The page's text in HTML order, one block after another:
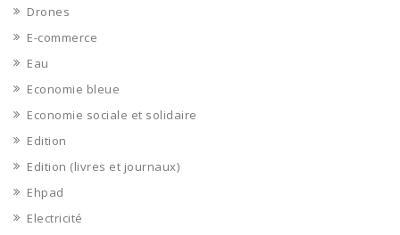
Drones
E-commerce
Eau
Economie bleue
Economie sociale et solidaire
Edition
Edition (livres et journaux)
Ehpad
Electricité